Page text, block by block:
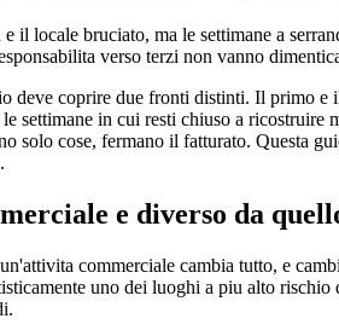
locale bruciato, ma le settimane a
verso terzi non vanno
coprire due fronti distinti. Il primo
settimane in cui resti chiuso a
cose, fermano il fatturato. Questa
e diverso da
commerciale cambia tutto, e
uno dei luoghi a piu alto